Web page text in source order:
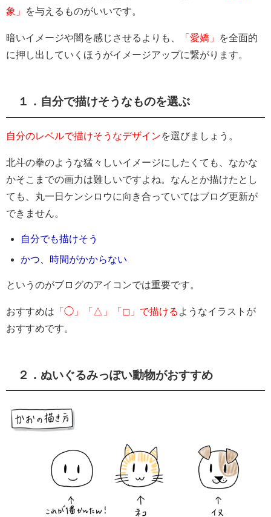
象」
を与えるものがいいです。
暗いイメージや闇を感じさせるよりも、 「愛嬌」
を全面的
に押し出していくほうがイメージアップに繋がります。
１．自分で描けそうなものを選ぶ
自分のレベルで描けそうなデザインを選びましょう。
北斗の拳のような猛々しいイメージにしたくても、なかな
かそこまでの画力は難しいですよね。なんとか描けたとし
ても、丸一日ケンシロウに向き合っていてはブログ更新が
できません。
自分でも描けそう
かつ、時間がかからない
というのがブログのアイコンでは重要です。
おすすめは 「◯」「△」「◻」で描ける ようなイラストが
おすすめです。
２．ぬいぐるみっぽい動物がおすすめ